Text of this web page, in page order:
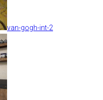
van-gogh-int-2